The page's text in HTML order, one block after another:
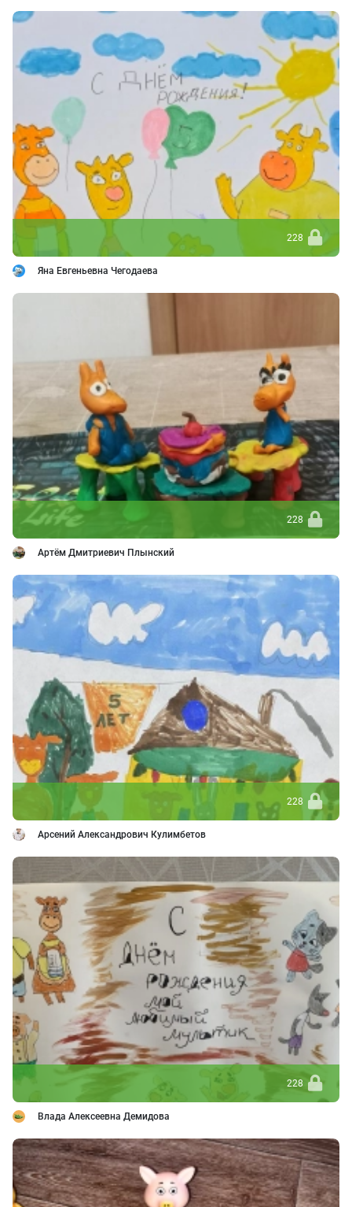
228
Яна Евгеньевна Чегодаева
228
Артём Дмитриевич Плынский
228
Арсений Александрович Кулимбетов
228
Влада Алексеевна Демидова